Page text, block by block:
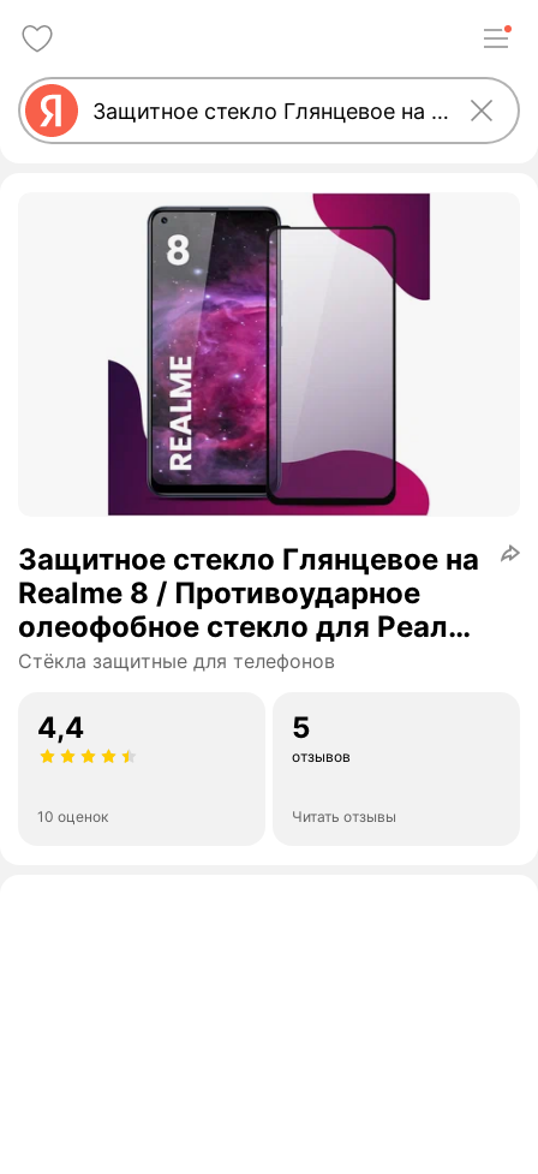
Защитное стекло Глянцевое на
Realme 8 / Противоударное
олеофобное стекло для Реалми
8
Стёкла защитные для телефонов
4,4
10 оценок
5
отзывов
Читать отзывы